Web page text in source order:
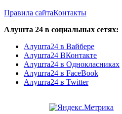
Правила сайтаКонтакты
Алушта 24 в социальных сетях:
Алушта24 в Вайбере
Алушта24 ВКонтакте
Алушта24 в Однокласниках
Алушта24 в FaceBook
Алушта24 в Twitter